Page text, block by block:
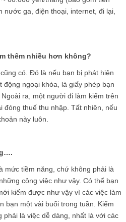
nước ga, điện thoại, internet, đi lại,
thêm nhiều hơn không?
có. Đó là nếu bạn bị phát hiện
động ngoại khóa, là giấy phép bạn
ra, một người đi làm kiếm trên
đóng thuế thu nhập. Tất nhiên, nếu
này luôn.
mức tiềm năng, chứ không phải là
công việc như vậy. Có thể bạn
kiếm được như vậy vì các việc làm
bạn một vài buổi trong tuần. Kiếm
phải là việc dễ dàng, nhất là với các